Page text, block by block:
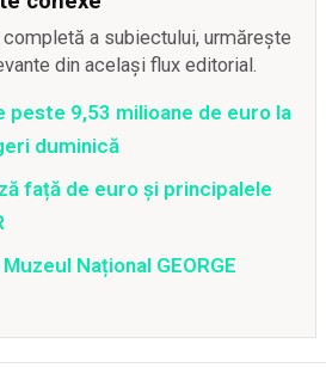
completă a subiectului, urmărește
din același flux editorial.
peste 9,53 milioane de euro la
duminică
față de euro și principalele
Național GEORGE